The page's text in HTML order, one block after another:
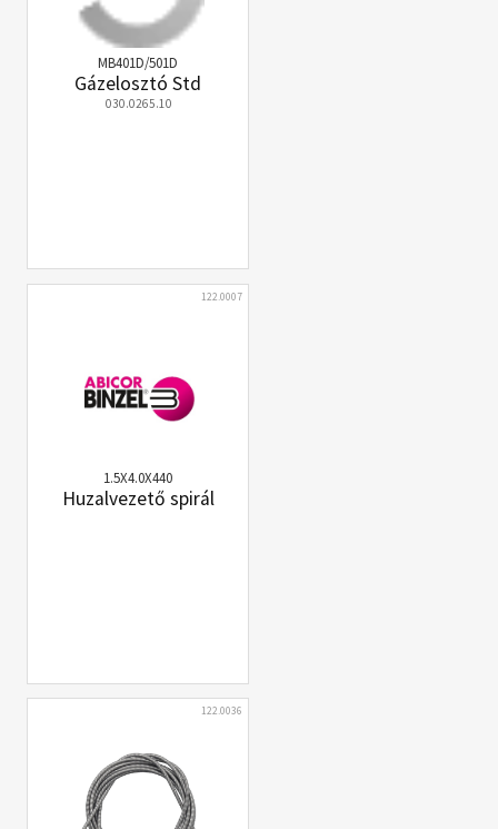
MB401D/501D
Gázelosztó Std
030.0265.10
122.0007
1.5X4.0X440
Huzalvezető spirál
122.0036